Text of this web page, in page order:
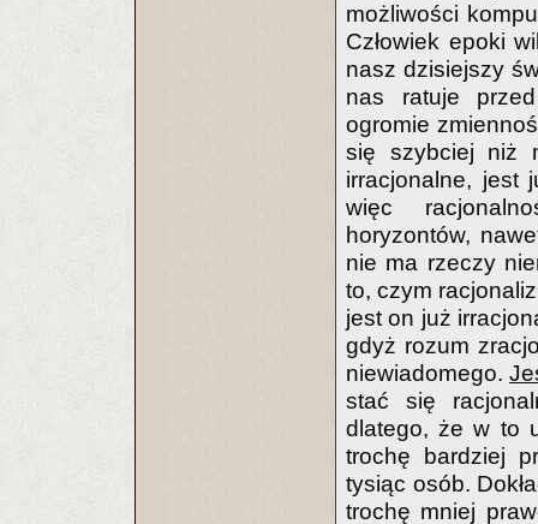
możliwości
Człowiek epoki
nasz dzisiejszy
nas ratuje
ogromie
się szybciej niż
irracjonalne, jest
więc
horyzontów,
nie ma rzeczy
to, czym
jest on już
gdyż rozum
niewiadomego.
stać się
dlatego, że w to
trochę bardziej
tysiąc osób.
trochę mniej